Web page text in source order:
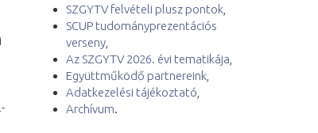
SZGYTV felvételi plusz pontok
SCUP tudományprezentációs
verseny,
Az SZGYTV 2026. évi tematikája
Együttműködő partnereink
Adatkezelési tájékoztató
Archívum.